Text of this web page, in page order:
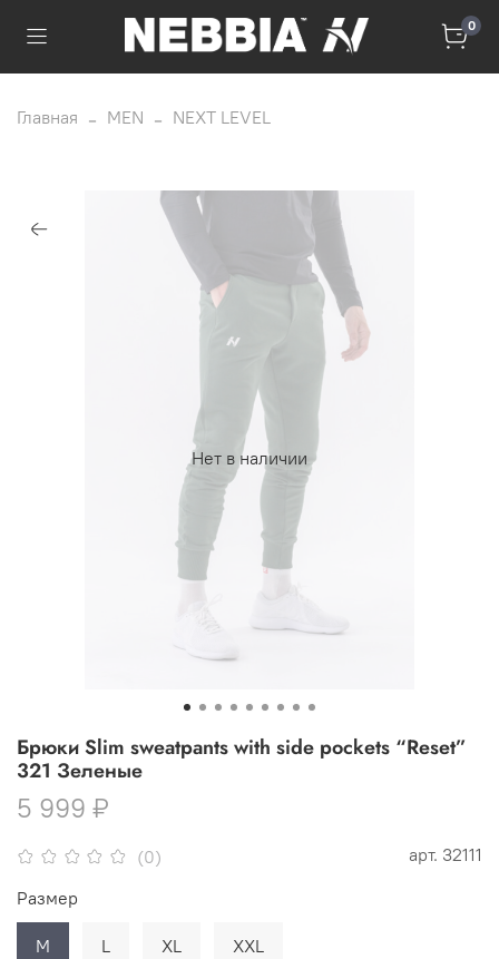
0
Главная MEN NEXT LEVEL
Нет в наличии
(0) арт. 32111
Брюки Slim sweatpants with side pockets “Reset”
321 Зеленые
5 999 ₽
Размер
M L XL XXL